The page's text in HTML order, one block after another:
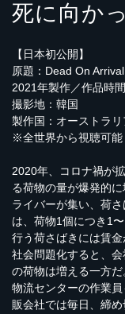
死に向か
【日本初公開】
原題：Dead On Arrival
2021年製作／作品時
撮影地：韓国
製作国：オーストラリ
※全世界から視聴可能
2020年、コロナ禍が
る荷物の量が爆発的
ライバーが集い、荷
は、荷物1個につき1
行う荷さばきには賃
社会問題化すると、
の荷物は増える一方だ
物流センターの作業
販会社では毎日、締